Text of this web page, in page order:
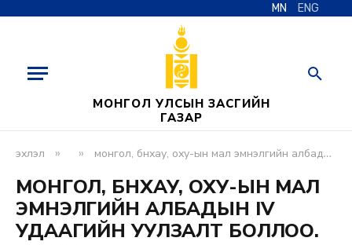
MN ENG
МОНГОЛ УЛСЫН ЗАСГИЙН
ГАЗАР
эхлэл » » монгол, бнхау, оху-ын мал эмнэлгийн албадын iv удаагийн уулзалт боллоо.
МОНГОЛ, БНХАУ, ОХУ-ЫН МАЛ
ЭМНЭЛГИЙН АЛБАДЫН IV
УДААГИЙН УУЛЗАЛТ БОЛЛОО.